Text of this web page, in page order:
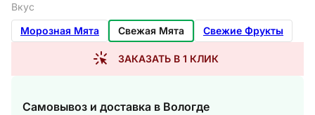
Вкус
Морозная Мята
Свежая Мята Свежие Фрукты
ЗАКАЗАТЬ В 1 КЛИК
Самовывоз и доставка в Вологде